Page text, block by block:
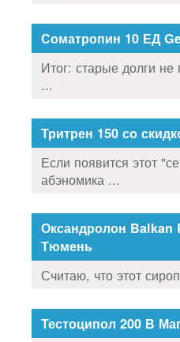
Соматропин 10 ЕД
Итог: старые долги
...
Тритрен 150 со
Если появится этот
абэномика ...
Оксандролон Balkan
Тюмень
Считаю, что этот
Тестоципол 200 В